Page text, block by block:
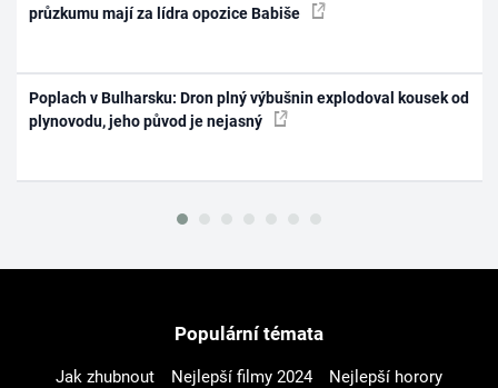
průzkumu mají za lídra opozice Babiše
Poplach v Bulharsku: Dron plný výbušnin explodoval kousek od
plynovodu, jeho původ je nejasný
Populární témata
Jak zhubnout Nejlepší filmy 2024
Nejlepší horory